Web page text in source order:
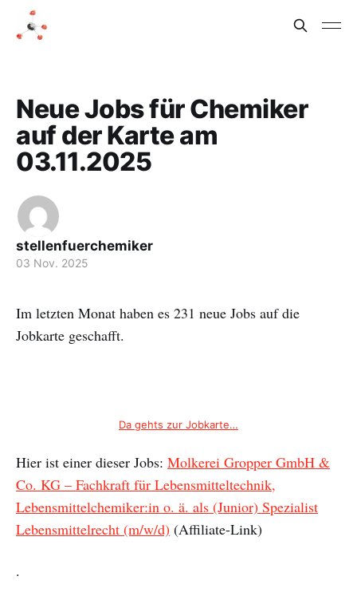
Neue Jobs für Chemiker
auf der Karte am
03.11.2025
stellenfuerchemiker
03 Nov. 2025
Im letzten Monat haben es 231 neue Jobs auf die
Jobkarte geschafft.
Da gehts zur Jobkarte…
Hier ist einer dieser Jobs: Molkerei Gropper GmbH &
Co. KG – Fachkraft für Lebensmitteltechnik,
Lebensmittelchemiker:in o. ä. als (Junior) Spezialist
Lebensmittelrecht (m/w/d) (Affiliate-Link)
.